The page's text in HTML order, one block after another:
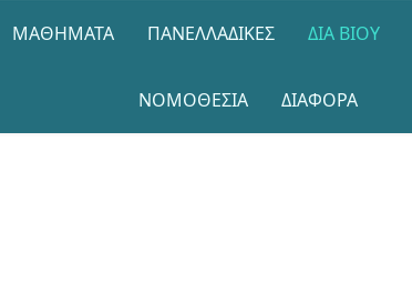
ΜΑΘΉΜΑΤΑ ΠΑΝΕΛΛΑΔΙΚΈΣ ΔΙΑ ΒΊΟΥ
ΝΟΜΟΘΕΣΊΑ ΔΙΑΦΟΡΑ